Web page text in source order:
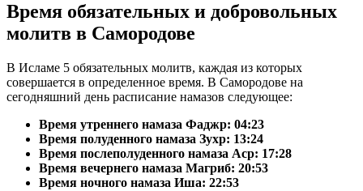
Время обязательных и добровольных
молитв в Самородове
В Исламе 5 обязательных молитв, каждая из которых
совершается в определенное время. В Самородове на
сегодняшний день расписание намазов следующее:
Время утреннего намаза Фаджр: 04:23
Время полуденного намаза Зухр: 13:24
Время послеполуденного намаза Аср: 17:28
Время вечернего намаза Магриб: 20:53
Время ночного намаза Иша: 22:53